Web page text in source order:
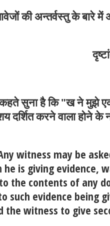
की अन्तर्वस्तु के बारे में
सुना है कि "ख ने मुझे
करने वाला होने के
witness may be
is giving evidence,
the contents of any
such evidence being
witness to give